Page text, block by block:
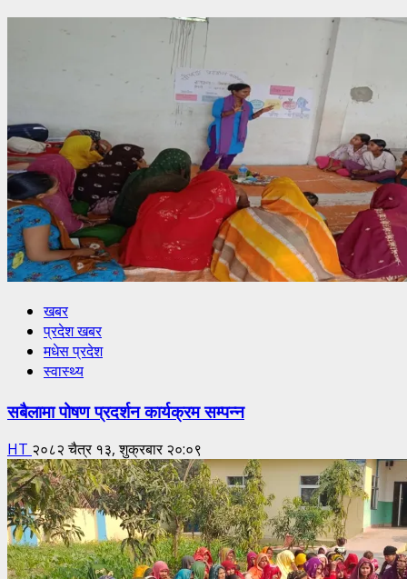
खबर
प्रदेश खबर
मधेस प्रदेश
स्वास्थ्य
सबैलामा पोषण प्रदर्शन कार्यक्रम सम्पन्न
HT २०८२ चैत्र १३, शुक्रबार २०:०९